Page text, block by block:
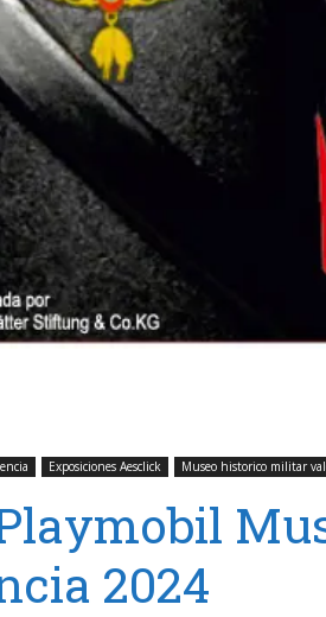
Exposiciones Aesclick Museo historico militar
2024